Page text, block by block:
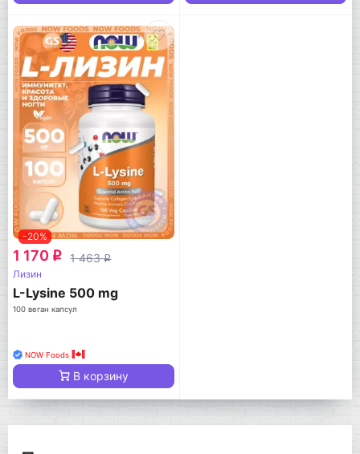
-20%
1 170 q 1 463q
Лизин
L-Lysine 500 mg
100 веган капсул
NOW Foods
В корзину